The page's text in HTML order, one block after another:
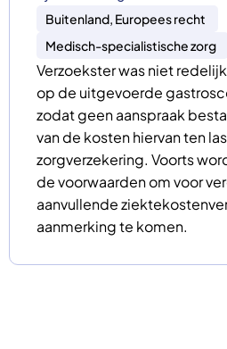
Buitenland, Europees recht
Medisch-specialistische zorg
Verzoekster was niet
op de uitgevoerde
zodat geen aanspraak
van de kosten hiervan ten
zorgverzekering. Voorts
de voorwaarden om voor
aanvullende
aanmerking te komen.